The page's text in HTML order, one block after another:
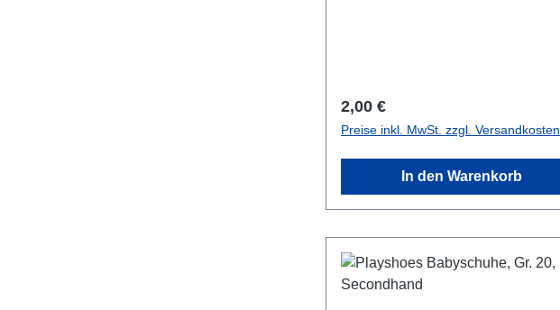
Regulärer Preis:
2,00 €
Preise inkl. MwSt. zzgl. Versandkosten
In den Warenkorb